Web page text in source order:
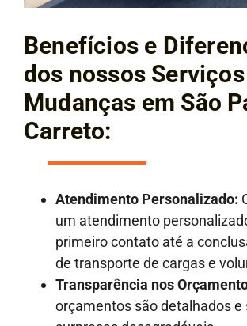
Benefícios e
dos nossos
Mudanças em São
Carreto:
Atendimento Personalizado:
um atendimento
primeiro contato até a
de transporte de cargas e
Transparência nos
orçamentos são detalhados e